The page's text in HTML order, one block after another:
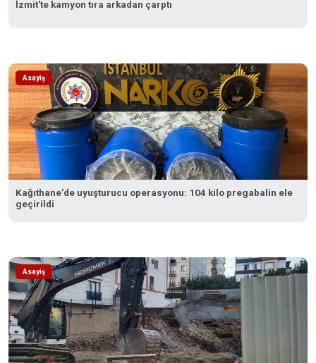
İzmit'te kamyon tıra arkadan çarptı
Asayiş
Kağıthane’de uyuşturucu operasyonu: 104 kilo pregabalin ele
geçirildi
Asayiş